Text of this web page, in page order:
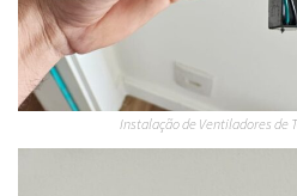
Instalação de Ventiladores de